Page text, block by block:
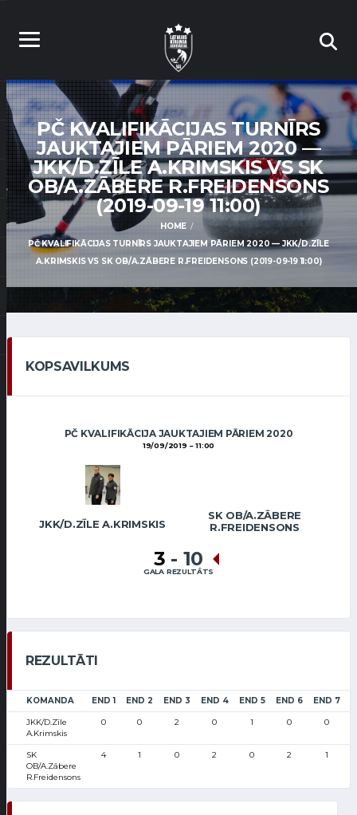
PČ KVALIFIKĀCIJAS TURNĪRS
JAUKTAJIEM PĀRIEM 2020 —
JKK/D.ZĪLE A.KRIMSKIS VS SK
OB/A.ZĀBERE R.FREIDENSONS
(2019-09-19 11:00)
HOME
PČ KVALIFIKĀCIJAS TURNĪRS JAUKTAJIEM PĀRIEM 2020 — JKK/D.ZĪLE
A.KRIMSKIS VS SK OB/A.ZĀBERE R.FREIDENSONS (2019-09-19 11:00)
KOPSAVILKUMS
PČ KVALIFIKĀCIJA JAUKTAJIEM PĀRIEM 2020
19/09/2019 11:00
JKK/D.ZĪLE A.KRIMSKIS
SK OB/A.ZĀBERE
R.FREIDENSONS
3 - 10
GALA REZULTĀTS
REZULTĀTI
KOMANDA END 1 END 2 END 3 END 4 END 5 END 6 END 7
JKK/D.Zīle
A.Krimskis
0 0 2 0 1 0 0
SK
OB/A.Zābere
R.Freidensons
4 1 0 2 0 2 1